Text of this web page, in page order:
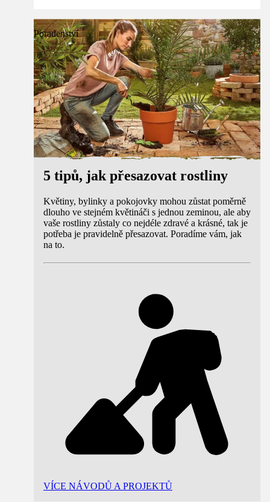
Poradenství
5 tipů, jak přesazovat rostliny
Květiny, bylinky a pokojovky mohou zůstat poměrně
dlouho ve stejném květináči s jednou zeminou, ale aby
vaše rostliny zůstaly co nejdéle zdravé a krásné, tak je
potřeba je pravidelně přesazovat. Poradíme vám, jak
na to.
VÍCE NÁVODŮ A PROJEKTŮ